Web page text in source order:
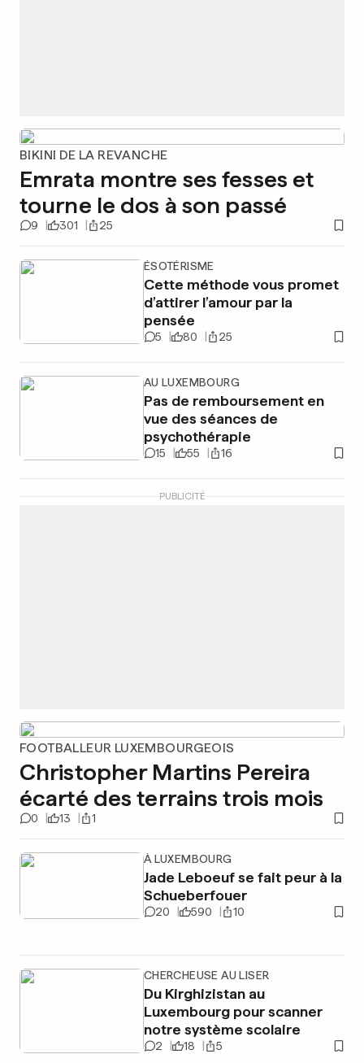
BIKINI DE LA REVANCHE
Emrata montre ses fesses et
tourne le dos à son passé
9 301 25
ÉSOTÉRISME
Cette méthode vous promet
d’attirer l’amour par la
pensée
5 80 25
AU LUXEMBOURG
Pas de remboursement en
vue des séances de
psychothérapie
15 55 16
PUBLICITÉ
FOOTBALLEUR LUXEMBOURGEOIS
Christopher Martins Pereira
écarté des terrains trois mois
0 13 1
À LUXEMBOURG
Jade Leboeuf se fait peur à la
Schueberfouer
20 590 10
CHERCHEUSE AU LISER
Du Kirghizistan au
Luxembourg pour scanner
notre système scolaire
2 18 5